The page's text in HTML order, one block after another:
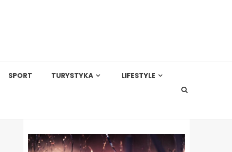
SPORT TURYSTYKA LIFESTYLE